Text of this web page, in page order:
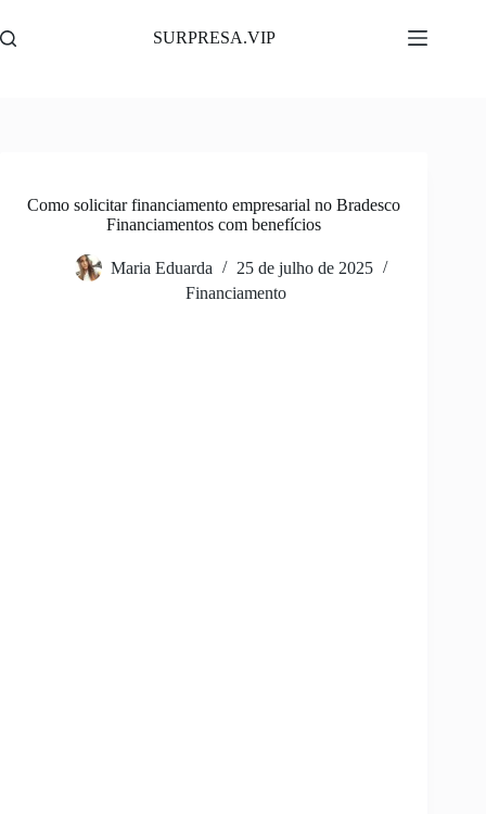
para
o
SURPRESA.VIP
Como solicitar financiamento empresarial no Bradesco
Financiamentos com benefícios
Maria Eduarda
25 de julho de 2025
Financiamento